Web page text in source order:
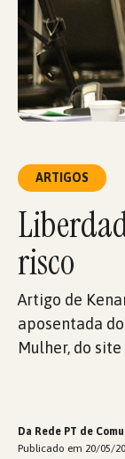
ARTIGOS
risco
Artigo de
aposentada
Mulher, do
Da Rede PT de
Publicado em 20/05/